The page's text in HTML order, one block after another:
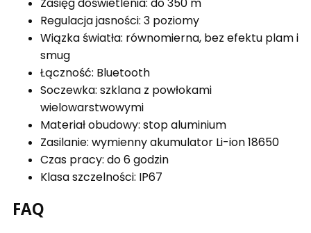
Regulacja jasności: 3 poziomy
Wiązka światła: równomierna, bez efektu plam i
smug
Łączność: Bluetooth
Soczewka: szklana z powłokami
wielowarstwowymi
Materiał obudowy: stop aluminium
Zasilanie: wymienny akumulator Li-ion 18650
Czas pracy: do 6 godzin
Klasa szczelności: IP67
FAQ